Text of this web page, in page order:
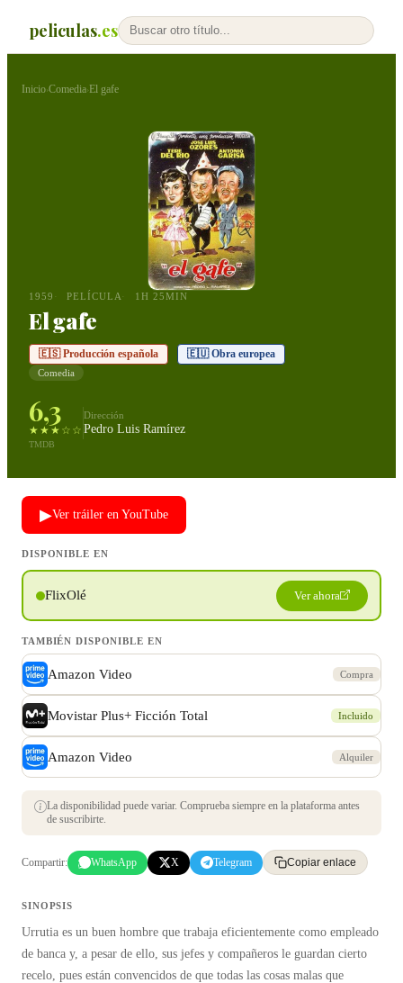
peliculas.es
Inicio›Comedia›El gafe
1959 PELÍCULA 1H 25MIN
El gafe
🇪🇸 Producción española 🇪🇺 Obra europea
Comedia
6,3
★★★☆☆
TMDB
Dirección
Pedro Luis Ramírez
▶Ver tráiler en YouTube
DISPONIBLE EN
FlixOlé Ver ahora
TAMBIÉN DISPONIBLE EN
Amazon Video Compra
Movistar Plus+ Ficción Total Incluido
Amazon Video Alquiler
La disponibilidad puede variar. Comprueba siempre en la plataforma antes
de suscribirte.
Compartir: WhatsApp X Telegram Copiar enlace
SINOPSIS
Urrutia es un buen hombre que trabaja eficientemente como empleado
de banca y, a pesar de ello, sus jefes y compañeros le guardan cierto
recelo, pues están convencidos de que todas las cosas malas que